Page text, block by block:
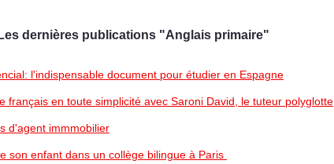
Les dernières publications "Anglais primaire"
l'indispensable document pour étudier en Espagne
français en toute simplicité avec Saroni David, le tuteur polyglotte
d'agent immmobilier
son enfant dans un collège bilingue à Paris